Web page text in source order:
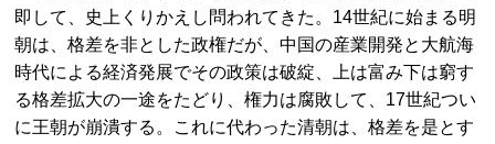
即して、史上くりかえし問われてきた。14世紀に始まる明
朝は、格差を非とした政権だが、中国の産業開発と大航海
時代による経済発展でその政策は破綻、上は富み下は窮す
る格差拡大の一途をたどり、権力は腐敗して、17世紀つい
に王朝が崩潰する。これに代わった清朝は、格差を是とす